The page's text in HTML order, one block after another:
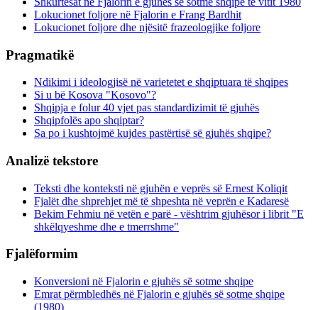
Lokucionet foljore në Fjalorin e Frang Bardhit
Lokucionet foljore dhe njësitë frazeologjike foljore
Pragmatikë
Ndikimi i ideologjisë në varietetet e shqiptuara të shqipes
Si u bë Kosova "Kosovo"?
Shqipja e folur 40 vjet pas standardizimit të gjuhës
Shqipfolës apo shqiptar?
Sa po i kushtojmë kujdes pastërtisë së gjuhës shqipe?
Analizë tekstore
Teksti dhe konteksti në gjuhën e veprës së Ernest Koliqit
Fjalët dhe shprehjet më të shpeshta në veprën e Kadaresë
Bekim Fehmiu në vetën e parë - vështrim gjuhësor i librit "E
shkëlqyeshme dhe e tmerrshme"
Fjalëformim
Konversioni në Fjalorin e gjuhës së sotme shqipe
Emrat përmbledhës në Fjalorin e gjuhës së sotme shqipe
(1980)